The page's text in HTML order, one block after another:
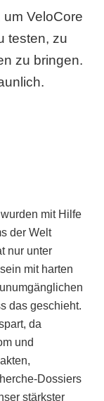
VeloCore
testen, zu
zu bringen.
mit Hilfe
der Welt
nur unter
mit harten
das geschieht.
da
und
Dossiers
stärkster